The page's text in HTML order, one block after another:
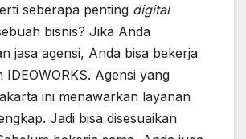
seberapa penting digital
bisnis? Jika Anda
jasa agensi, Anda bisa bekerja
IDEOWORKS. Agensi yang
ini menawarkan layanan
Jadi bisa disesuaikan